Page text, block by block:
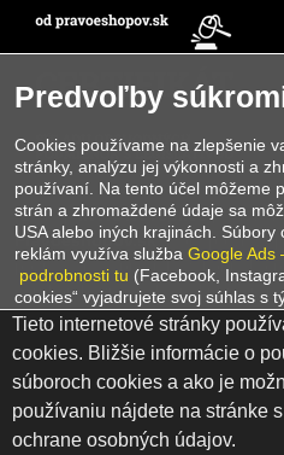
E-shopINVICTA Tepliceje
Pravoeshopov.sk, ktorý
požiadavky a pravidlá zákonného
zárukou bezpečného nákupu,
spoľahlivého prístupu k
sme overený e‑shop, ktorému
©2026
Predvoľby súkromiaZásady
Predvoľby
Cookies používame na zlepšenie
stránky, analýzu jej výkonnosti a
používaní. Na tento účel môžeme
strán a zhromaždené údaje sa
USA alebo iných krajinách.
reklám využíva služba Google Ads
podrobnosti tu (Facebook,
cookies“ vyjadrujete svoj súhlas s
môžete nájsť podrobné informácie
Zásady ochrany osobných údajov
Odmietnuť všetko
Tieto internetové stránky
cookies. Bližšie informácie o
súboroch cookies a ako je
používaniu nájdete na stránke
ochrane osobných údajov.